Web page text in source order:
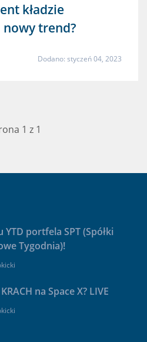
kładzie
trend?
Dodano: styczeń 04, 2023
1 z 1
YTD portfela SPT (Spółki
Tygodnia)!
na Space X? LIVE